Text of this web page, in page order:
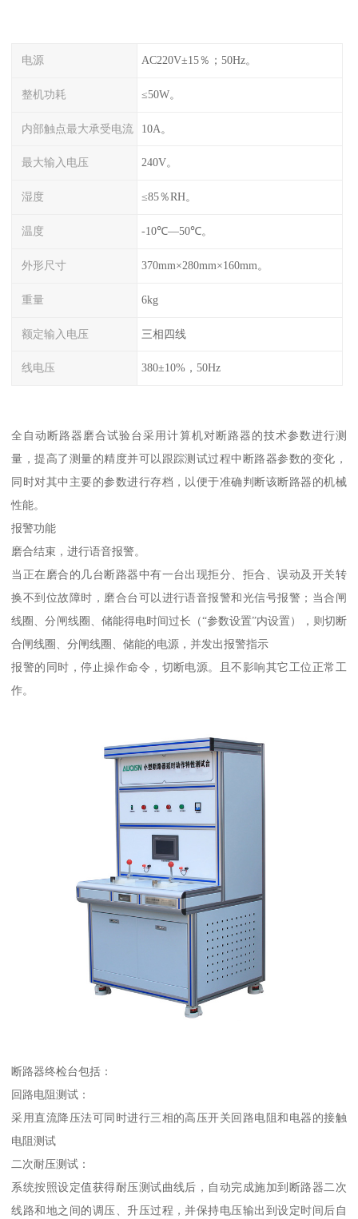
电源 AC220V±15％；50Hz。
整机功耗 ≤50W。
内部触点最大承受电流 10A。
最大输入电压 240V。
湿度 ≤85％RH。
温度 -10℃—50℃。
外形尺寸 370mm×280mm×160mm。
重量 6kg
额定输入电压 三相四线
线电压 380±10%，50Hz
全自动断路器磨合试验台采用计算机对断路器的技术参数进行测
量，提高了测量的精度并可以跟踪测试过程中断路器参数的变化，
同时对其中主要的参数进行存档，以便于准确判断该断路器的机械
性能。
报警功能
磨合结束，进行语音报警。
当正在磨合的几台断路器中有一台出现拒分、拒合、误动及开关转
换不到位故障时，磨合台可以进行语音报警和光信号报警；当合闸
线圈、分闸线圈、储能得电时间过长（“参数设置”内设置），则切断
合闸线圈、分闸线圈、储能的电源，并发出报警指示
报警的同时，停止操作命令，切断电源。且不影响其它工位正常工
作。
断路器终检台包括：
回路电阻测试：
采用直流降压法可同时进行三相的高压开关回路电阻和电器的接触
电阻测试
二次耐压测试：
系统按照设定值获得耐压测试曲线后，自动完成施加到断路器二次
线路和地之间的调压、升压过程，并保持电压输出到设定时间后自